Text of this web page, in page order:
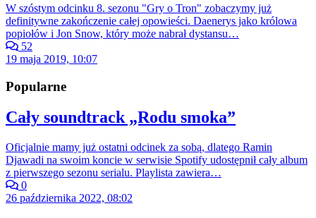
W szóstym odcinku 8. sezonu "Gry o Tron" zobaczymy już
definitywne zakończenie całej opowieści. Daenerys jako królowa
popiołów i Jon Snow, który może nabrał dystansu…
52
19 maja 2019, 10:07
Popularne
Cały soundtrack „Rodu smoka”
Oficjalnie mamy już ostatni odcinek za sobą, dlatego Ramin
Djawadi na swoim koncie w serwisie Spotify udostępnił cały album
z pierwszego sezonu serialu. Playlista zawiera…
0
26 października 2022, 08:02